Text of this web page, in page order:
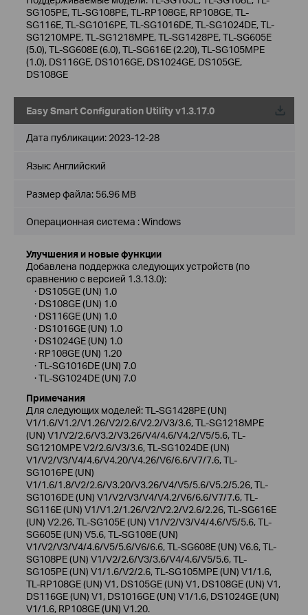
SG105PE, TL-SG108PE, TL-RP108GE, RP108GE, TL-
SG116E, TL-SG1016PE, TL-SG1016DE, TL-SG1024DE, TL-
SG1210MPE, TL-SG1218MPE, TL-SG1428PE, TL-SG605E
(5.0), TL-SG608E (6.0), TL-SG616E (2.20), TL-SG105MPE
(1.0), DS116GE, DS1016GE, DS1024GE, DS105GE,
DS108GE
Easy Smart Configuration Utility v1.3.17.0
Дата публикации: 2023-12-28
Язык:Английский
Размер файла: 56.96 MB
Операционная система : Windows
Улучшения и новые функции
Добавлена поддержка следующих устройств (по
сравнению с версией 1.3.13.0):
· DS105GE (UN) 1.0
· DS108GE (UN) 1.0
· DS116GE (UN) 1.0
· DS1016GE (UN) 1.0
· DS1024GE (UN) 1.0
· RP108GE (UN) 1.20
· TL-SG1016DE (UN) 7.0
· TL-SG1024DE (UN) 7.0
Примечания
Для следующих моделей: TL-SG1428PE (UN)
V1/1.6/V1.2/V1.26/V2/2.6/V2.2/V3/3.6, TL-SG1218MPE
(UN) V1/V2/2.6/V3.2/V3.26/V4/4.6/V4.2/V5/5.6, TL-
SG1210MPE V2/2.6/V3/3.6, TL-SG1024DE (UN)
V1/V2/V3/V4/4.6/V4.20/V4.26/V6/6.6/V7/7.6, TL-
SG1016PE (UN)
V1/1.6/1.8/V2/2.6/V3.20/V3.26/V4/V5/5.6/V5.2/5.26, TL-
SG1016DE (UN) V1/V2/V3/V4/V4.2/V6/6.6/V7/7.6, TL-
SG116E (UN) V1/V1.2/1.26/V2/V2.2/V2.6/2.26, TL-SG616E
(UN) V2.26, TL-SG105E (UN) V1/V2/V3/V4/4.6/V5/5.6, TL-
SG605E (UN) V5.6, TL-SG108E (UN)
V1/V2/V3/V4/4.6/V5/5.6/V6/6.6, TL-SG608E (UN) V6.6, TL-
SG108PE (UN) V1/V2/2.6/V3/3.6/V4/4.6/V5/5.6, TL-
SG105PE (UN) V1/1.6/V2/2.6, TL-SG105MPE (UN) V1/1.6,
TL-RP108GE (UN) V1, DS105GE (UN) V1, DS108GE (UN) V1,
DS116GE (UN) V1, DS1016GE (UN) V1/1.6, DS1024GE (UN)
V1/1.6, RP108GE (UN) V1.20.